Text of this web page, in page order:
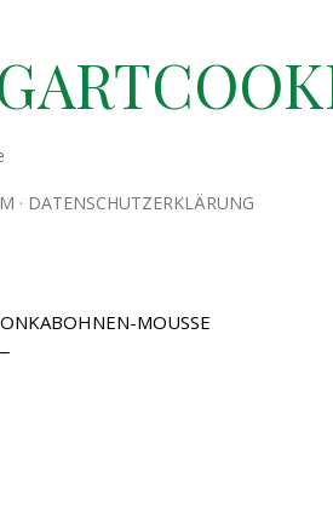
DATENSCHUTZERKLÄRUNG
MOUSSE